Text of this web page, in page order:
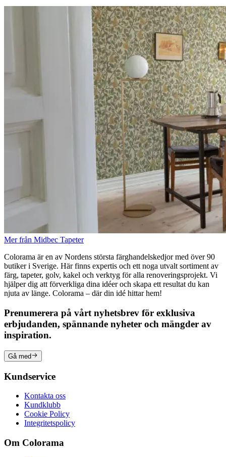
Mer från Midbec Tapeter
Colorama är en av Nordens största färghandelskedjor med över 90
butiker i Sverige. Här finns expertis och ett noga utvalt sortiment av
färg, tapeter, golv, kakel och verktyg för alla renoveringsprojekt. Vi
hjälper dig att förverkliga dina idéer och skapa ett resultat du kan
njuta av länge. Colorama – där din idé hittar hem!
Prenumerera på vårt nyhetsbrev för exklusiva
erbjudanden, spännande nyheter och mängder av
inspiration.
Gå med
Kundservice
Kontakta oss
Kundklubb
Cookie Policy
Integritetspolicy
Om Colorama